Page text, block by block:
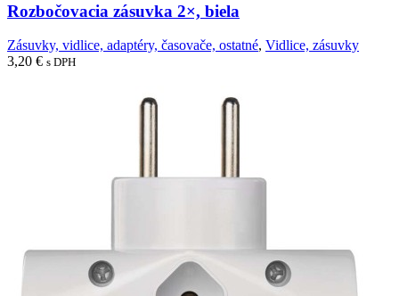
Rozbočovacia zásuvka 2×, biela
Zásuvky, vidlice, adaptéry, časovače, ostatné, Vidlice, zásuvky
3,20 € s DPH